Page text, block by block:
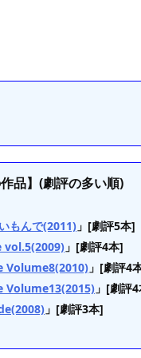
品】(劇評の多い順)
もんで(2011) 」[劇評5本]
」[劇評4本]
Volume8(2010) 」[劇評4
Volume13(2015) 」[劇評
」[劇評3本]